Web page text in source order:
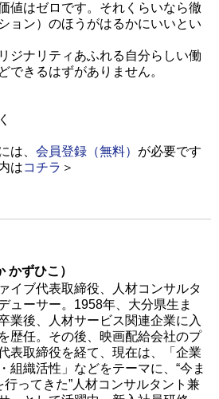
値はゼロです。それくらいなら徹
ョン）のほうがはるかにいいとい
ジナリティあふれる自分らしい働
できるはずがありません。
は、 会員登録（無料） が必要です
はコチラ ＞
かずひこ）
イブ代表取締役、人材コンサルタ
ューサー。1958年、大分県生ま
業後、人材サービス関連企業に入
歴任。その後、映画配給会社のプ
表取締役を経て、現在は、「企業
組織活性」などをテーマに、“今ま
ってきた”人材コンサルタント兼